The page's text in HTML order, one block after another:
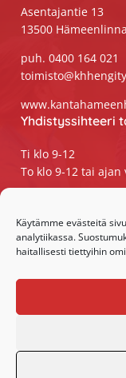
Käytämme evästeitä
analytiikassa.
haitallisesti tiettyihin
Asentajantie 13
13500 Hämeenlinna
puh. 0400 164 021
Yhdistyssihteeri
Ti klo 9-12
To klo 9-12 tai ajan
maanantaista
Instagram